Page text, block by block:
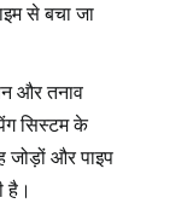
से बचा जा
और तनाव
सिस्टम के
जोड़ों और पाइप
है।